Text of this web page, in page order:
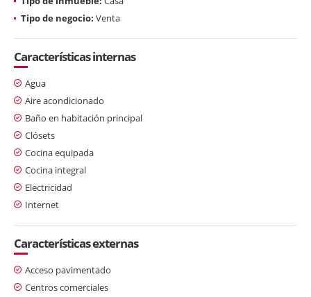
Tipo de negocio: Venta
Características internas
Agua
Aire acondicionado
Baño en habitación principal
Clósets
Cocina equipada
Cocina integral
Electricidad
Internet
Características externas
Acceso pavimentado
Centros comerciales